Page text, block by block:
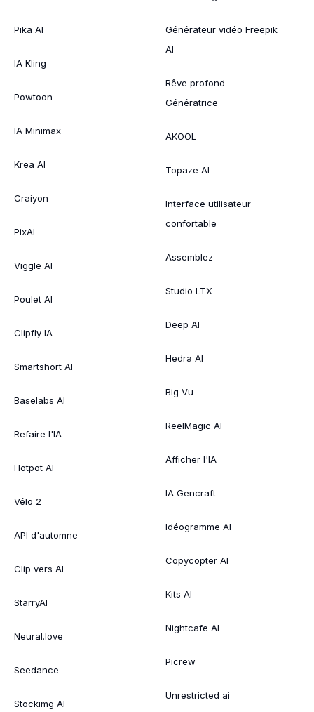
Pika AI
IA Kling
Powtoon
IA Minimax
Krea AI
Craiyon
PixAI
Viggle AI
Poulet AI
Clipfly IA
Smartshort AI
Baselabs AI
Refaire l'IA
Hotpot AI
Vélo 2
API d'automne
Clip vers AI
StarryAI
Neural.love
Seedance
Stockimg AI
Générateur vidéo Freepik
AI
Rêve profond
Génératrice
AKOOL
Topaze AI
Interface utilisateur
confortable
Assemblez
Studio LTX
Deep AI
Hedra AI
Big Vu
ReelMagic AI
Afficher l'IA
IA Gencraft
Idéogramme AI
Copycopter AI
Kits AI
Nightcafe AI
Picrew
Unrestricted ai